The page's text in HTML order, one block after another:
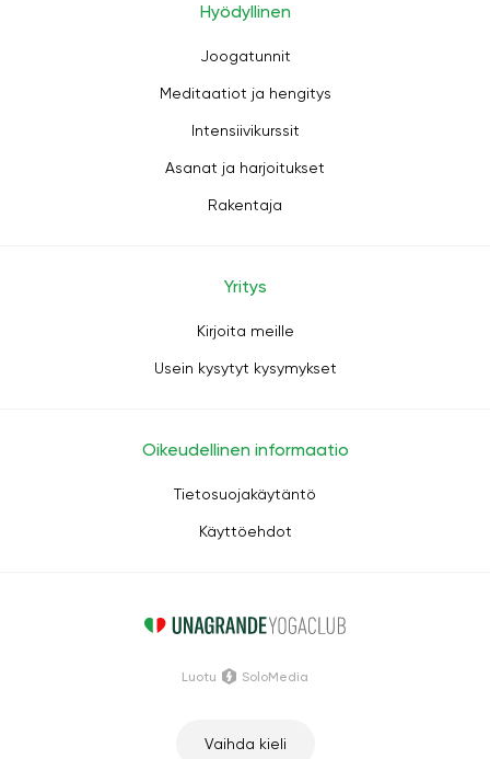
Hyödyllinen
Joogatunnit
Meditaatiot ja hengitys
Intensiivikurssit
Asanat ja harjoitukset
Rakentaja
Yritys
Kirjoita meille
Usein kysytyt kysymykset
Oikeudellinen informaatio
Tietosuojakäytäntö
Käyttöehdot
Vaihda kieli
Luotu SoloMedia